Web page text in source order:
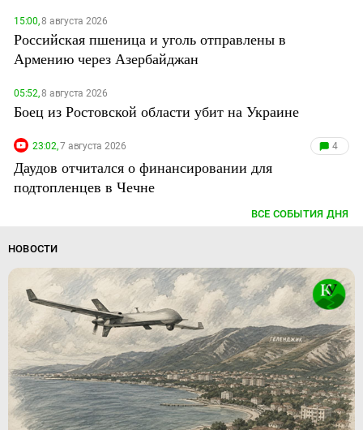
15:00,8 августа 2026
Российская пшеница и уголь отправлены в
Армению через Азербайджан
05:52,8 августа 2026
Боец из Ростовской области убит на Украине
23:02,7 августа 2026 4
Даудов отчитался о финансировании для
подтопленцев в Чечне
ВСЕ СОБЫТИЯ ДНЯ
НОВОСТИ